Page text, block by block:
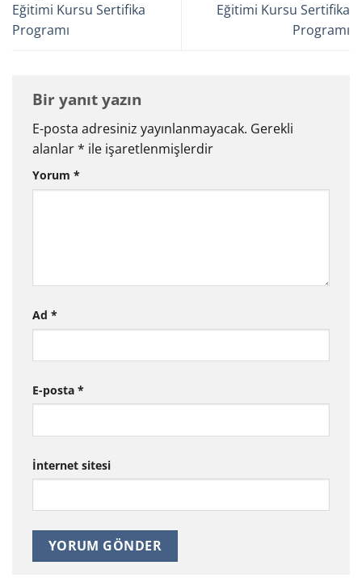
Eğitimi Kursu Sertifika
Programı
Eğitimi Kursu Sertifika
Programı
Bir yanıt yazın
E-posta adresiniz yayınlanmayacak. Gerekli
alanlar* ile işaretlenmişlerdir
Yorum *
Ad *
E-posta *
İnternet sitesi